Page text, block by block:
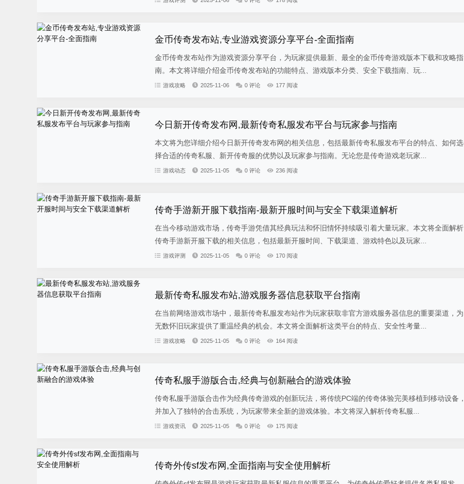
金币传奇发布站,专业游戏资源分享平台-全面指南
金币传奇发布站作为游戏资源分享平台，为玩家提供最新、最全的金币传奇游戏版本下载和攻略指
南。本文将详细介绍金币传奇发布站的功能特点、游戏版本分类、安全下载指南、玩...
游戏攻略 2025-11-06 0 评论 177 阅读
今日新开传奇发布网,最新传奇私服发布平台与玩家参与指南
本文将为您详细介绍今日新开传奇发布网的相关信息，包括最新传奇私服发布平台的特点、如何选
择合适的传奇私服、新开传奇服的优势以及玩家参与指南。无论您是传奇游戏老玩家...
游戏动态 2025-11-05 0 评论 236 阅读
传奇手游新开服下载指南-最新开服时间与安全下载渠道解析
在当今移动游戏市场，传奇手游凭借其经典玩法和怀旧情怀持续吸引着大量玩家。本文将全面解析
传奇手游新开服下载的相关信息，包括最新开服时间、下载渠道、游戏特色以及玩家...
游戏评测 2025-11-05 0 评论 170 阅读
最新传奇私服发布站,游戏服务器信息获取平台指南
在当前网络游戏市场中，最新传奇私服发布站作为玩家获取非官方游戏服务器信息的重要渠道，为
无数怀旧玩家提供了重温经典的机会。本文将全面解析这类平台的特点、安全性考量...
游戏攻略 2025-11-05 0 评论 164 阅读
传奇私服手游版合击,经典与创新融合的游戏体验
传奇私服手游版合击作为经典传奇游戏的创新玩法，将传统PC端的传奇体验完美移植到移动设备，
并加入了独特的合击系统，为玩家带来全新的游戏体验。本文将深入解析传奇私服...
游戏资讯 2025-11-05 0 评论 175 阅读
传奇外传sf发布网,全面指南与安全使用解析